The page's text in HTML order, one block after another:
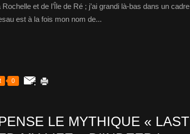
et de l’Île de Ré ; j’ai grandi là-bas dans un cadre
est à la fois mon nom de...
0
LE MYTHIQUE « LAST